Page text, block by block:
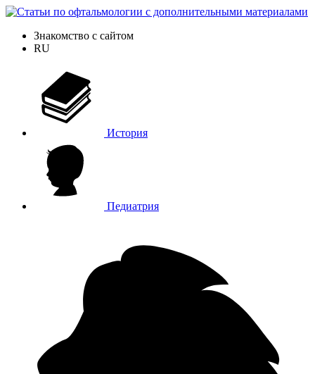
Знакомство с сайтом
RU
История
Педиатрия